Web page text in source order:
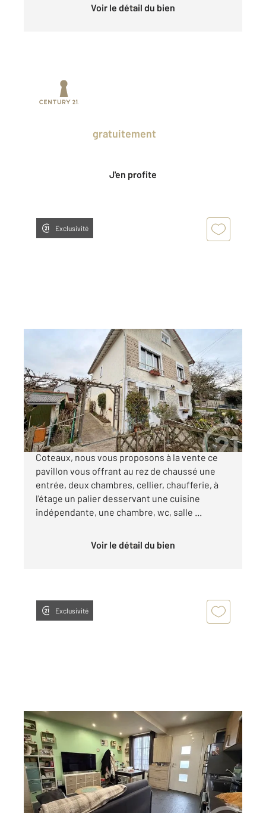
Voir le détail du bien
gratuitement
J'en profite
Exclusivité
ARGENTEUIL 95
, 5 pièces
Maison à vendre
315 000 €
ARGENTEUIL, sur le secteur recherché des
Coteaux, nous vous proposons à la vente ce
pavillon vous offrant au rez de chaussé une
entrée, deux chambres, cellier, chaufferie, à
l'étage un palier desservant une cuisine
indépendante, une chambre, wc, salle ...
Voir le détail du bien
Exclusivité
ARGENTEUIL 95
50 m2
, 3 pièces
Ref : 27511
Maison à vendre
229 000 €
Visiter le site dédié